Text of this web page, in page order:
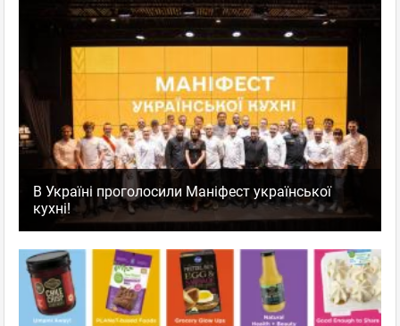
В Україні проголосили Маніфест української
кухні!